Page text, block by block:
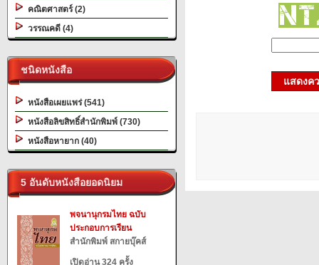
คณิตศาสตร์ (2)
วรรณคดี (4)
ชนิดหนังสือ
หนังสือเผยแพร่ (541)
หนังสือลิขสิทธิ์สำนักพิมพ์ (730)
หนังสือหายาก (40)
5 อันดับหนังสือยอดนิยม
พจนานุกรมไทย ฉบับ
ประกอบการเรียน
สำนักพิมพ์ สกายบุ๊คส์
เปิดอ่าน 324 ครั้ง
แสดงค